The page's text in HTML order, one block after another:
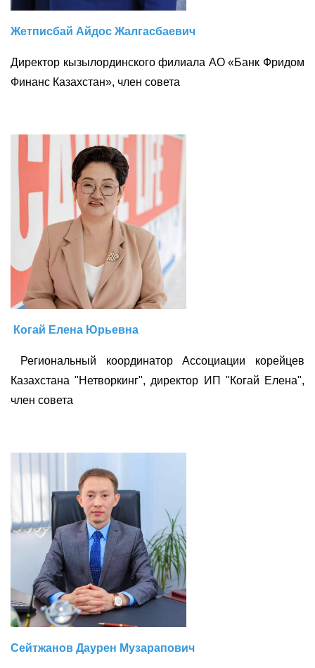
Жетписбай Айдос Жалгасбаевич
Директор кызылординского филиала АО «Банк Фридом
Финанс Казахстан», член совета
Когай Елена Юрьевна
Региональный координатор Ассоциации корейцев
Казахстана "Нетворкинг", директор ИП "Когай Елена",
член совета
Сейтжанов Даурен Музарапович